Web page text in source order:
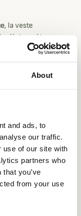
About
and ads, to
our traffic.
use of our site with
partners who
you’ve
from your use
, la veste
réinterprète un
et
elle reprend le
des modèles
contraste
que les
de lumière
la célèbredoublure
discret des racines
à l’héritage
avec